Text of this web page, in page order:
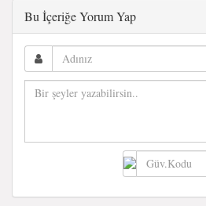
Bu İçeriğe Yorum Yap